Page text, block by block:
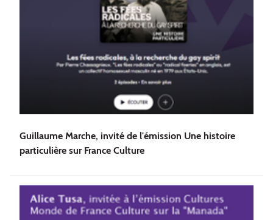
Guillaume Marche, invité de l'émission Une histoire
particulière sur France Culture